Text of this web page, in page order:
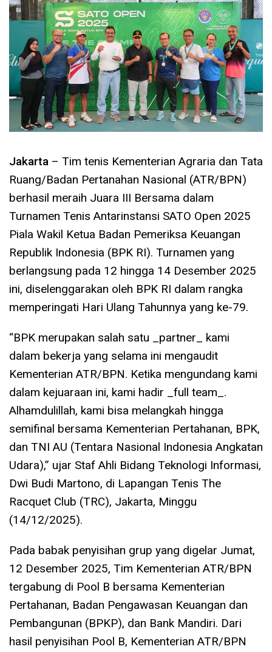
Jakarta – Tim tenis Kementerian Agraria dan Tata
Ruang/Badan Pertanahan Nasional (ATR/BPN)
berhasil meraih Juara III Bersama dalam
Turnamen Tenis Antarinstansi SATO Open 2025
Piala Wakil Ketua Badan Pemeriksa Keuangan
Republik Indonesia (BPK RI). Turnamen yang
berlangsung pada 12 hingga 14 Desember 2025
ini, diselenggarakan oleh BPK RI dalam rangka
memperingati Hari Ulang Tahunnya yang ke-79.
“BPK merupakan salah satu _partner_ kami
dalam bekerja yang selama ini mengaudit
Kementerian ATR/BPN. Ketika mengundang kami
dalam kejuaraan ini, kami hadir _full team_.
Alhamdulillah, kami bisa melangkah hingga
semifinal bersama Kementerian Pertahanan, BPK,
dan TNI AU (Tentara Nasional Indonesia Angkatan
Udara),” ujar Staf Ahli Bidang Teknologi Informasi,
Dwi Budi Martono, di Lapangan Tenis The
Racquet Club (TRC), Jakarta, Minggu
(14/12/2025).
Pada babak penyisihan grup yang digelar Jumat,
12 Desember 2025, Tim Kementerian ATR/BPN
tergabung di Pool B bersama Kementerian
Pertahanan, Badan Pengawasan Keuangan dan
Pembangunan (BPKP), dan Bank Mandiri. Dari
hasil penyisihan Pool B, Kementerian ATR/BPN